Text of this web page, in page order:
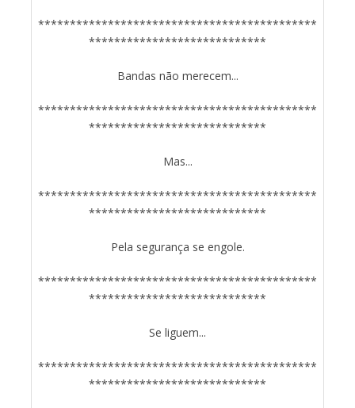
********************************************
****************************
Bandas não merecem...
********************************************
****************************
Mas...
********************************************
****************************
Pela segurança se engole.
********************************************
****************************
Se liguem...
********************************************
****************************